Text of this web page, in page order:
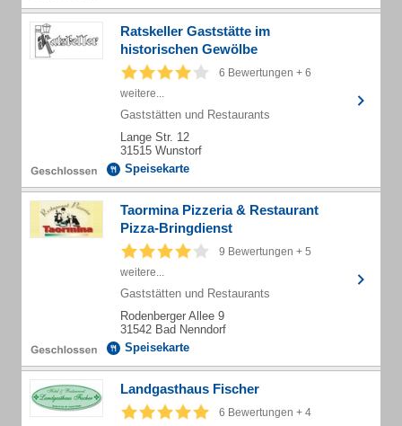
Ratskeller Gaststätte im
historischen Gewölbe
6 Bewertungen + 6
weitere...
Gaststätten und Restaurants
Lange Str. 12
31515 Wunstorf
Speisekarte
Taormina Pizzeria & Restaurant
Pizza-Bringdienst
9 Bewertungen + 5
weitere...
Gaststätten und Restaurants
Rodenberger Allee 9
31542 Bad Nenndorf
Speisekarte
Landgasthaus Fischer
6 Bewertungen + 4